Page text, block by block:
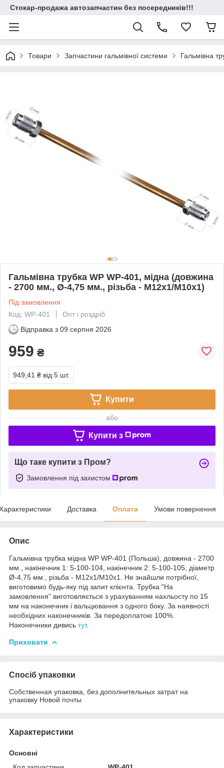
Стокар-продажа автозапчастин без посередників!!!
Товари Запчастини гальмівної системи Гальмівна
Гальмівна трубка WP WP-401, мідна (довжина
- 2700 мм., Ø-4,75 мм., різьба - М12х1/М10х1)
Під замовлення
Код: WP-401
Опт і роздріб
Відправка з 09 серпня 2026
959 ₴
949,41 ₴ від 5 шт.
Купити
або
Купити з
Що таке купити з Пром?
Замовлення під захистом
Доставка Оплата Умови повернення
Опис
Гальмівна трубка мідна WP WP-401 (Польша), довжина - 2700
мм., накінечник 1: 5-100-104, накінечник 2: 5-100-105, діаметр
Ø-4,75 мм., різьба - М12х1/М10х1. Не знайшли потрібної,
виготовимо будь-яку під запит клієнта. Трубка "На
замовлення" виготовляється з урахуванням нахльосту по 15
мм на наконечник і вальцювання з одного боку. За наявності
необхідних наконечників. За передоплатою 100%.
Наконечники дивись тут.
Приховати
Спосіб упаковки
Собственная упаковка, без дополнительных затрат на
упаковку Новой почты
Характеристики
Основні